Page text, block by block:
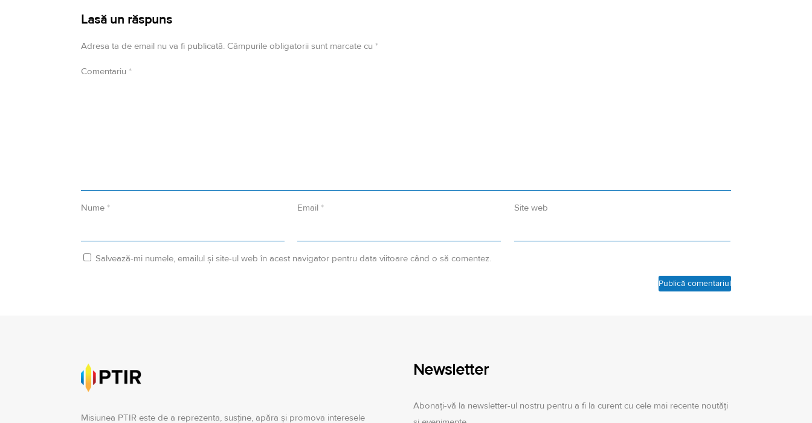
Lasă un răspuns
Adresa ta de email nu va fi publicată. Câmpurile obligatorii sunt marcate cu *
Comentariu *
Nume * Email * Site web
Salvează-mi numele, emailul și site-ul web în acest navigator pentru data viitoare când o să comentez.
Misiunea PTIR este de a reprezenta, susţine, apăra şi promova interesele
Newsletter
Abonați-vă la newsletter-ul nostru pentru a fi la curent cu cele mai recente noutăți